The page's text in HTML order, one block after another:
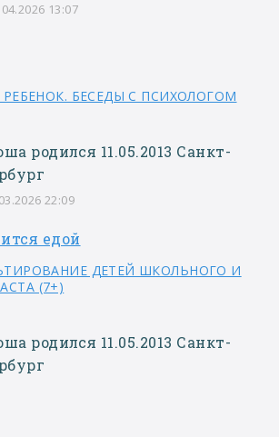
13:07
БЕСЕДЫ С ПСИХОЛОГОМ
родился 11.05.2013 Санкт-
22:09
едой
ДЕТЕЙ ШКОЛЬНОГО И
(7+)
родился 11.05.2013 Санкт-